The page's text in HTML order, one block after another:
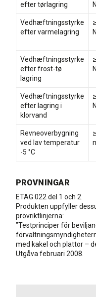
efter tørlagring
Vedhæftningsstyrke
efter varmelagring
Vedhæftningsstyrke
efter frost-tø
lagring
Vedhæftningsstyrke
efter lagring i
klorvand
Revneoverbygning
ved lav temperatur
-5 °C
PROVNINGAR
ETAG 022 del 1 och 2.
Produkten uppfyller
provriktlinjerna:
”Testprinciper för
med kakel och plattor –
Utgåva februari 2008.